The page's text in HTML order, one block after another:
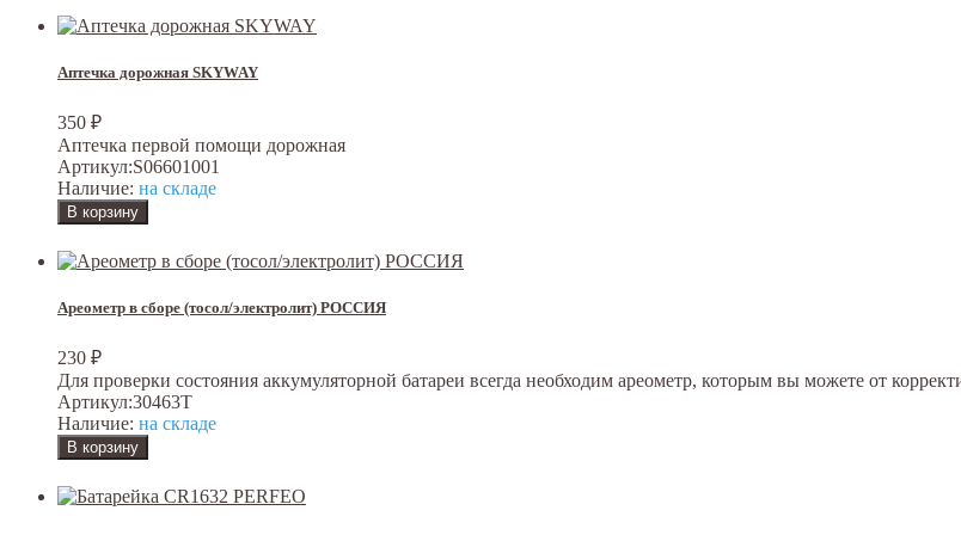
Аптечка дорожная SKYWAY
350 ₽
Аптечка первой помощи дорожная
Артикул:S06601001
Наличие: на складе
Ареометр в сборе (тосол/электролит) РОССИЯ
230 ₽
Для проверки состояния аккумуляторной батареи всегда необходим ареометр, которым вы можете от
Артикул:30463T
Наличие: на складе